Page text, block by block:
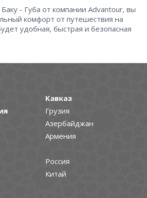
- Губа от компании Advantour, вы
комфорт от путешествия на
удобная, быстрая и безопасная
Кавказ
Грузия
Азербайджан
Армения
Россия
Китай